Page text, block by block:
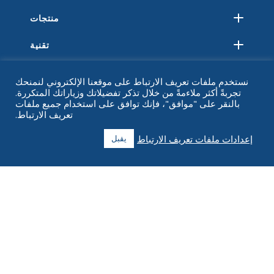
منتجات
تقنية
حول
نستخدم ملفات تعريف الارتباط على موقعنا الإلكتروني لنمنحك
تجربةً أكثر ملاءمةً من خلال تذكر تفضيلاتك وزياراتك المتكررة.
بالنقر على "موافق"، فإنك توافق على استخدام جميع ملفات
تعريف الارتباط.
إعدادات ملفات تعريف الارتباط
يقبل